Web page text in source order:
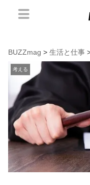
BUZZmag > 生活と仕事
考える